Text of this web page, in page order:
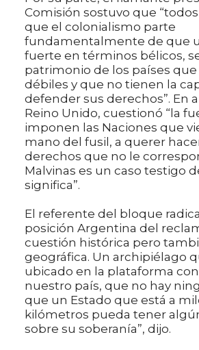
Comisión sostuvo que
que el colonialismo parte
fundamentalmente de que
fuerte en términos bélicos,
patrimonio de los países que
débiles y que no tienen la
defender sus derechos”. En
Reino Unido, cuestionó “la
imponen las Naciones que
mano del fusil, a querer
derechos que no le
Malvinas es un caso testigo
significa”.
El referente del bloque
posición Argentina del
cuestión histórica pero
geográfica. Un archipiélago
ubicado en la plataforma
nuestro país, que no hay
que un Estado que está a
kilómetros pueda tener
sobre su soberanía”, dijo.